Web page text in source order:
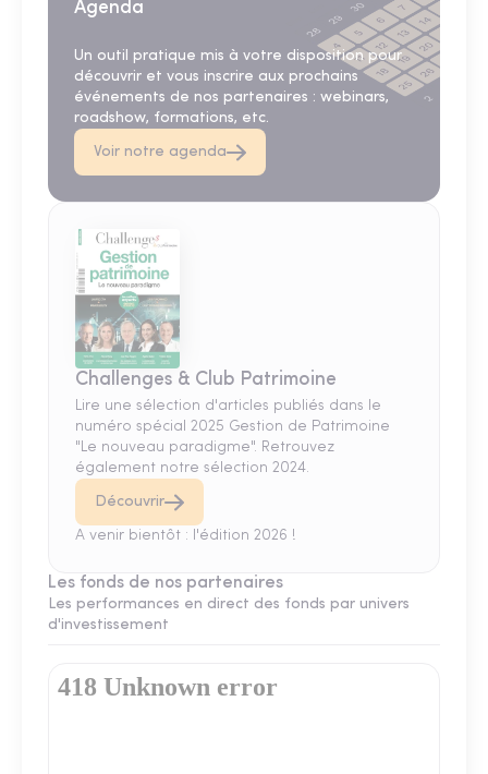
Agenda
Un outil pratique mis à votre disposition pour
découvrir et vous inscrire aux prochains
événements de nos partenaires : webinars,
roadshow, formations, etc.
Voir notre agenda
Challenges & Club Patrimoine
Lire une sélection d'articles publiés dans le
numéro spécial 2025 Gestion de Patrimoine
"Le nouveau paradigme". Retrouvez
également notre sélection 2024.
Découvrir
A venir bientôt : l'édition 2026 !
Les fonds de nos partenaires
Les performances en direct des fonds par univers
d'investissement